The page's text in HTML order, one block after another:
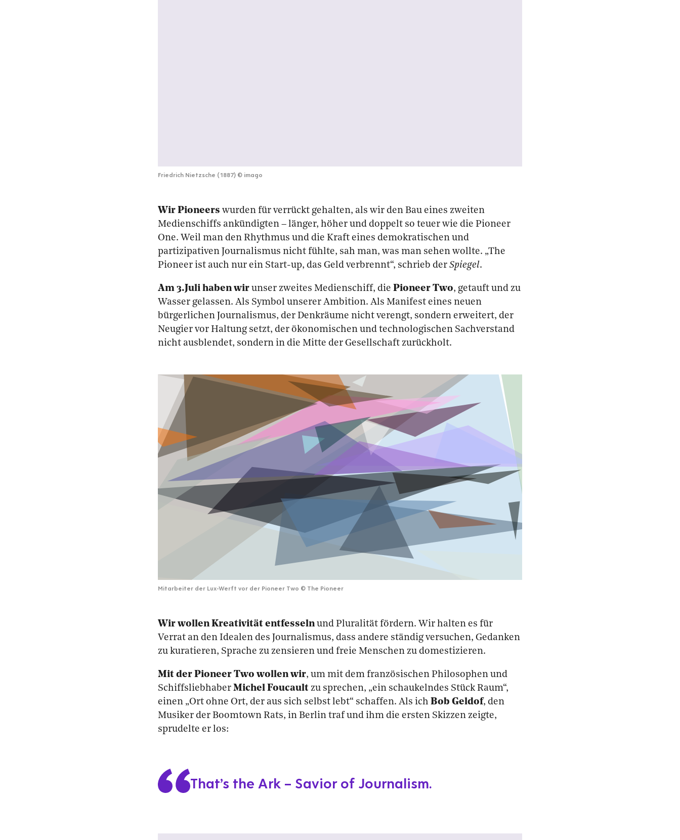
Friedrich Nietzsche (1887) © imago
Wir Pioneers wurden für verrückt gehalten, als wir den Bau eines zweiten
Medienschiffs ankündigten – länger, höher und doppelt so teuer wie die Pioneer
One. Weil man den Rhythmus und die Kraft eines demokratischen und
partizipativen Journalismus nicht fühlte, sah man, was man sehen wollte. „The
Pioneer ist auch nur ein Start-up, das Geld verbrennt“, schrieb der Spiegel.
Am 3.Juli haben wir unser zweites Medienschiff, die Pioneer Two, getauft und zu
Wasser gelassen. Als Symbol unserer Ambition. Als Manifest eines neuen
bürgerlichen Journalismus, der Denkräume nicht verengt, sondern erweitert, der
Neugier vor Haltung setzt, der ökonomischen und technologischen Sachverstand
nicht ausblendet, sondern in die Mitte der Gesellschaft zurückholt.
Mitarbeiter der Lux-Werft vor der Pioneer Two © The Pioneer
Wir wollen Kreativität entfesselnund Pluralität fördern. Wir halten es für
Verrat an den Idealen des Journalismus, dass andere ständig versuchen, Gedanken
zu kuratieren, Sprache zu zensieren und freie Menschen zu domestizieren.
Mit der Pioneer Two wollen wir, um mit dem französischen Philosophen und
Schiffsliebhaber Michel Foucault zu sprechen, „ein schaukelndes Stück Raum“,
einen „Ort ohne Ort, der aus sich selbst lebt“ schaffen. Als ich Bob Geldof, den
Musiker der Boomtown Rats, in Berlin traf und ihm die ersten Skizzen zeigte,
sprudelte er los:
That’s the Ark – Savior of Journalism.